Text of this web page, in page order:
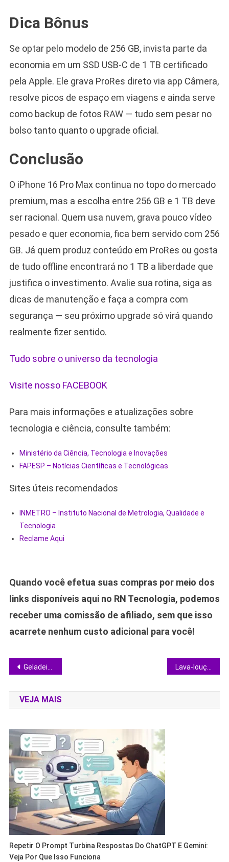
Dica Bônus
Se optar pelo modelo de 256 GB, invista parte da
economia em um SSD USB-C de 1 TB certificado
pela Apple. Ele grava ProRes direto via app Câmera,
resolve picos de espaço em viagens e ainda serve
como backup de fotos RAW — tudo sem pesar no
bolso tanto quanto o upgrade oficial.
Conclusão
O iPhone 16 Pro Max continua no topo do mercado
premium, mas a escolha entre 256 GB e 1 TB deve
ser racional. Quem usa nuvem, grava pouco vídeo
pesado e quer economia, fica bem servido com 256
GB. Já quem produz conteúdo em ProRes ou gosta
de tudo offline encontrará no 1 TB a liberdade que
justifica o investimento. Avalie sua rotina, siga as
dicas de manutenção e faça a compra com
segurança — seu próximo upgrade só virá quando
realmente fizer sentido.
Tudo sobre o universo da tecnologia
Visite nosso FACEBOOK
Para mais informações e atualizações sobre
tecnologia e ciência, consulte também:
Ministério da Ciência, Tecnologia e Inovações
FAPESP – Notícias Científicas e Tecnológicas
Sites úteis recomendados
INMETRO – Instituto Nacional de Metrologia, Qualidade e
Tecnologia
Reclame Aqui
Quando você efetua suas compras por meio dos
links disponíveis aqui no RN Tecnologia, podemos
receber uma comissão de afiliado, sem que isso
acarrete nenhum custo adicional para você!
Navegação
de
Post
Geladeira inox Brastemp: compare 5 modelos, formatos e capacidades antes de comprar
VEJA MAIS
Repetir O Prompt Turbina Respostas Do ChatGPT E Gemini:
Veja Por Que Isso Funciona